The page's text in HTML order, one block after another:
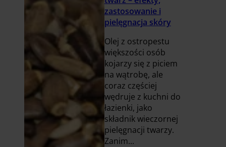
zastosowanie i
pielęgnacja skóry
Olej z ostropestu
większości osób
kojarzy się z piciem
na wątrobę, ale
coraz częściej
wędruje z kuchni do
łazienki, jako
składnik wieczornej
pielęgnacji twarzy.
Zanim...